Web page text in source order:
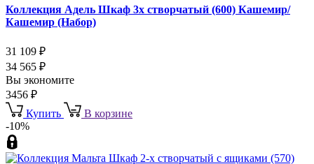
Коллекция Адель Шкаф 3х створчатый (600) Кашемир/
Кашемир (Набор)
31 109 ₽
34 565 ₽
Вы экономите
3456 ₽
Купить
В корзине
-10%